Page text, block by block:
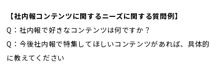
【社内報コンテンツに関するニーズに関する質問例】
Q：社内報で好きなコンテンツは何ですか？
Q：今後社内報で特集してほしいコンテンツがあれば、具体的
に教えてください